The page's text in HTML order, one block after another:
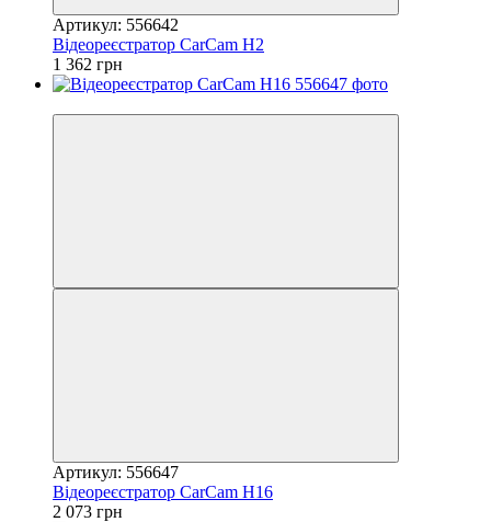
Артикул: 556642
Відеореєстратор CarCam H2
1 362 грн
Артикул: 556647
Відеореєстратор CarCam H16
2 073 грн